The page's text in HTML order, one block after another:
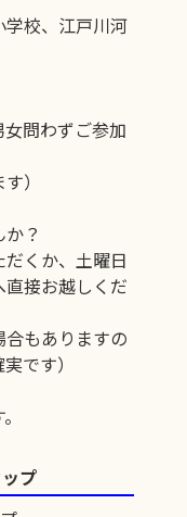
校、江戸川河
問わずご参加
）
？
くか、土曜日
接お越しくだ
合もありますの
です）
プ